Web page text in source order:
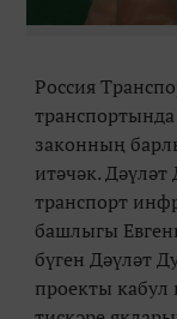
Россия
законның
итәчәк.
транспорт
башлыгы
бүген Дәүләт
проекты